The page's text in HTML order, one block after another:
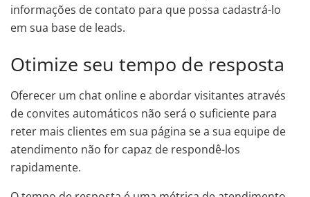
informações de contato para que possa cadastrá-lo
em sua base de leads.
Otimize seu tempo de resposta
Oferecer um chat online e abordar visitantes através
de convites automáticos não será o suficiente para
reter mais clientes em sua página se a sua equipe de
atendimento não for capaz de respondê-los
rapidamente.